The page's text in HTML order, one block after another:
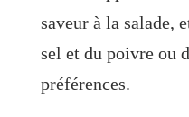
saveur à la salade,
sel et du poivre ou
préférences.